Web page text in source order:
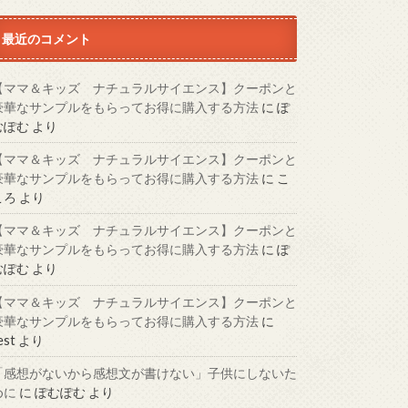
最近のコメント
ママ＆キッズ ナチュラルサイエンス】クーポンと
華なサンプルをもらってお得に購入する方法 に ぽ
ぽむ より
ママ＆キッズ ナチュラルサイエンス】クーポンと
華なサンプルをもらってお得に購入する方法 に こ
ろ より
ママ＆キッズ ナチュラルサイエンス】クーポンと
華なサンプルをもらってお得に購入する方法 に ぽ
ぽむ より
ママ＆キッズ ナチュラルサイエンス】クーポンと
華なサンプルをもらってお得に購入する方法 に
より
感想がないから感想文が書けない」子供にしないた
に に ぽむぽむ より